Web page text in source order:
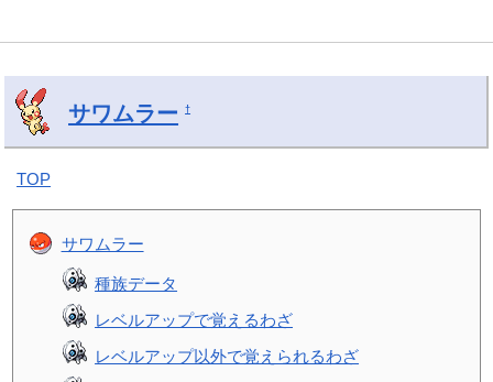
サワムラー †
TOP
サワムラー
種族データ
レベルアップで覚えるわざ
レベルアップ以外で覚えられるわざ